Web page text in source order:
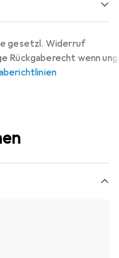
gesetzl. Widerruf
Rückgaberecht wenn